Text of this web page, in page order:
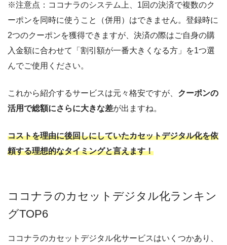
※注意点：ココナラのシステム上、1回の決済で複数のク
ーポンを同時に使うこと（併用）はできません。登録時に
2つのクーポンを獲得できますが、決済の際はご自身の購
入金額に合わせて「割引額が一番大きくなる方」を1つ選
んでご使用ください。
これから紹介するサービスは元々格安ですが、 クーポンの
活用で総額にさらに大きな差が出ますね。
コストを理由に後回しにしていたカセットデジタル化を依
頼する理想的なタイミングと言えます！
ココナラのカセットデジタル化ランキン
グTOP6
ココナラのカセットデジタル化サービスはいくつかあり、